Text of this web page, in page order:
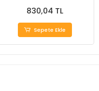
830,04 TL
Sepete Ekle